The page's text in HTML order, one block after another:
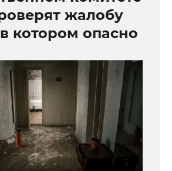
жалобу
котором опасно